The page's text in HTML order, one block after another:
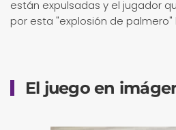
están expulsadas y el jugador
por esta "explosión de palmero"
El juego en